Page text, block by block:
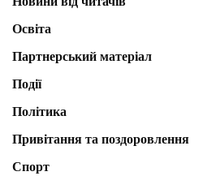
Освіта
Партнерський матеріал
Події
Політика
Привітання та поздоровлення
Спорт